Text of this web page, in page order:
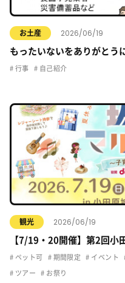
お土産 2026/06/19
もったいないをありがとう
行事 自己紹介
観光 2026/06/19
【7/19・20開催】第2回小
ペット可 期間限定 イベント
ツアー お祭り